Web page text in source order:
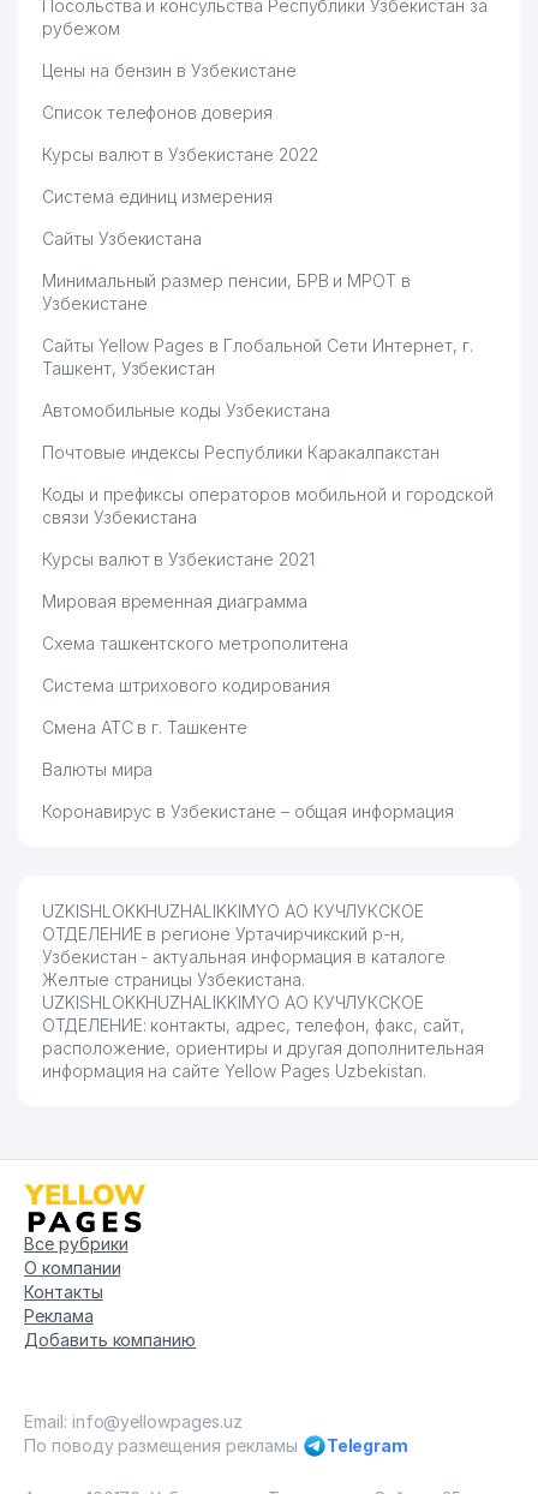
Посольства и консульства Республики Узбекистан за
рубежом
Цены на бензин в Узбекистане
Список телефонов доверия
Курсы валют в Узбекистане 2022
Система единиц измерения
Сайты Узбекистана
Минимальный размер пенсии, БРВ и МРОТ в
Узбекистане
Сайты Yellow Pages в Глобальной Сети Интернет, г.
Ташкент, Узбекистан
Автомобильные коды Узбекистана
Почтовые индексы Республики Каракалпакстан
Коды и префиксы операторов мобильной и городской
связи Узбекистана
Курсы валют в Узбекистане 2021
Мировая временная диаграмма
Схема ташкентского метрополитена
Система штрихового кодирования
Смена АТС в г. Ташкенте
Валюты мира
Коронавирус в Узбекистане – общая информация
UZKISHLOKKHUZHALIKKIMYO АО КУЧЛУКСКОЕ
ОТДЕЛЕНИЕ в регионе Уртачирчикский р-н,
Узбекистан - актуальная информация в каталоге
Желтые страницы Узбекистана.
UZKISHLOKKHUZHALIKKIMYO АО КУЧЛУКСКОЕ
ОТДЕЛЕНИЕ: контакты, адрес, телефон, факс, сайт,
расположение, ориентиры и другая дополнительная
информация на сайте Yellow Pages Uzbekistan.
Все рубрики
О компании
Контакты
Реклама
Добавить компанию
Email: info@yellowpages.uz
По поводу размещения рекламы
Telegram